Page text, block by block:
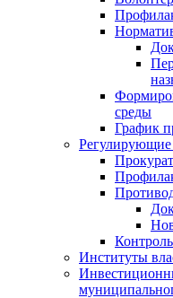
среды
График
Институты